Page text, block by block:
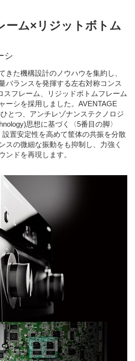
ーム×リジットボトム
シ
きた機構設計のノウハウを集約し、
バランスを発揮する左右対称コンス
スフレーム、リジッドボトムフレーム
ーシを採用しました。AVENTAGE
とつ、アンチレゾナンステクノロジ
思想に基づく〈5番目の脚〉
設置安定性を高めて筐体の共振を分散
スの微細な振動をも抑制し、力強く
ンドを再現します。